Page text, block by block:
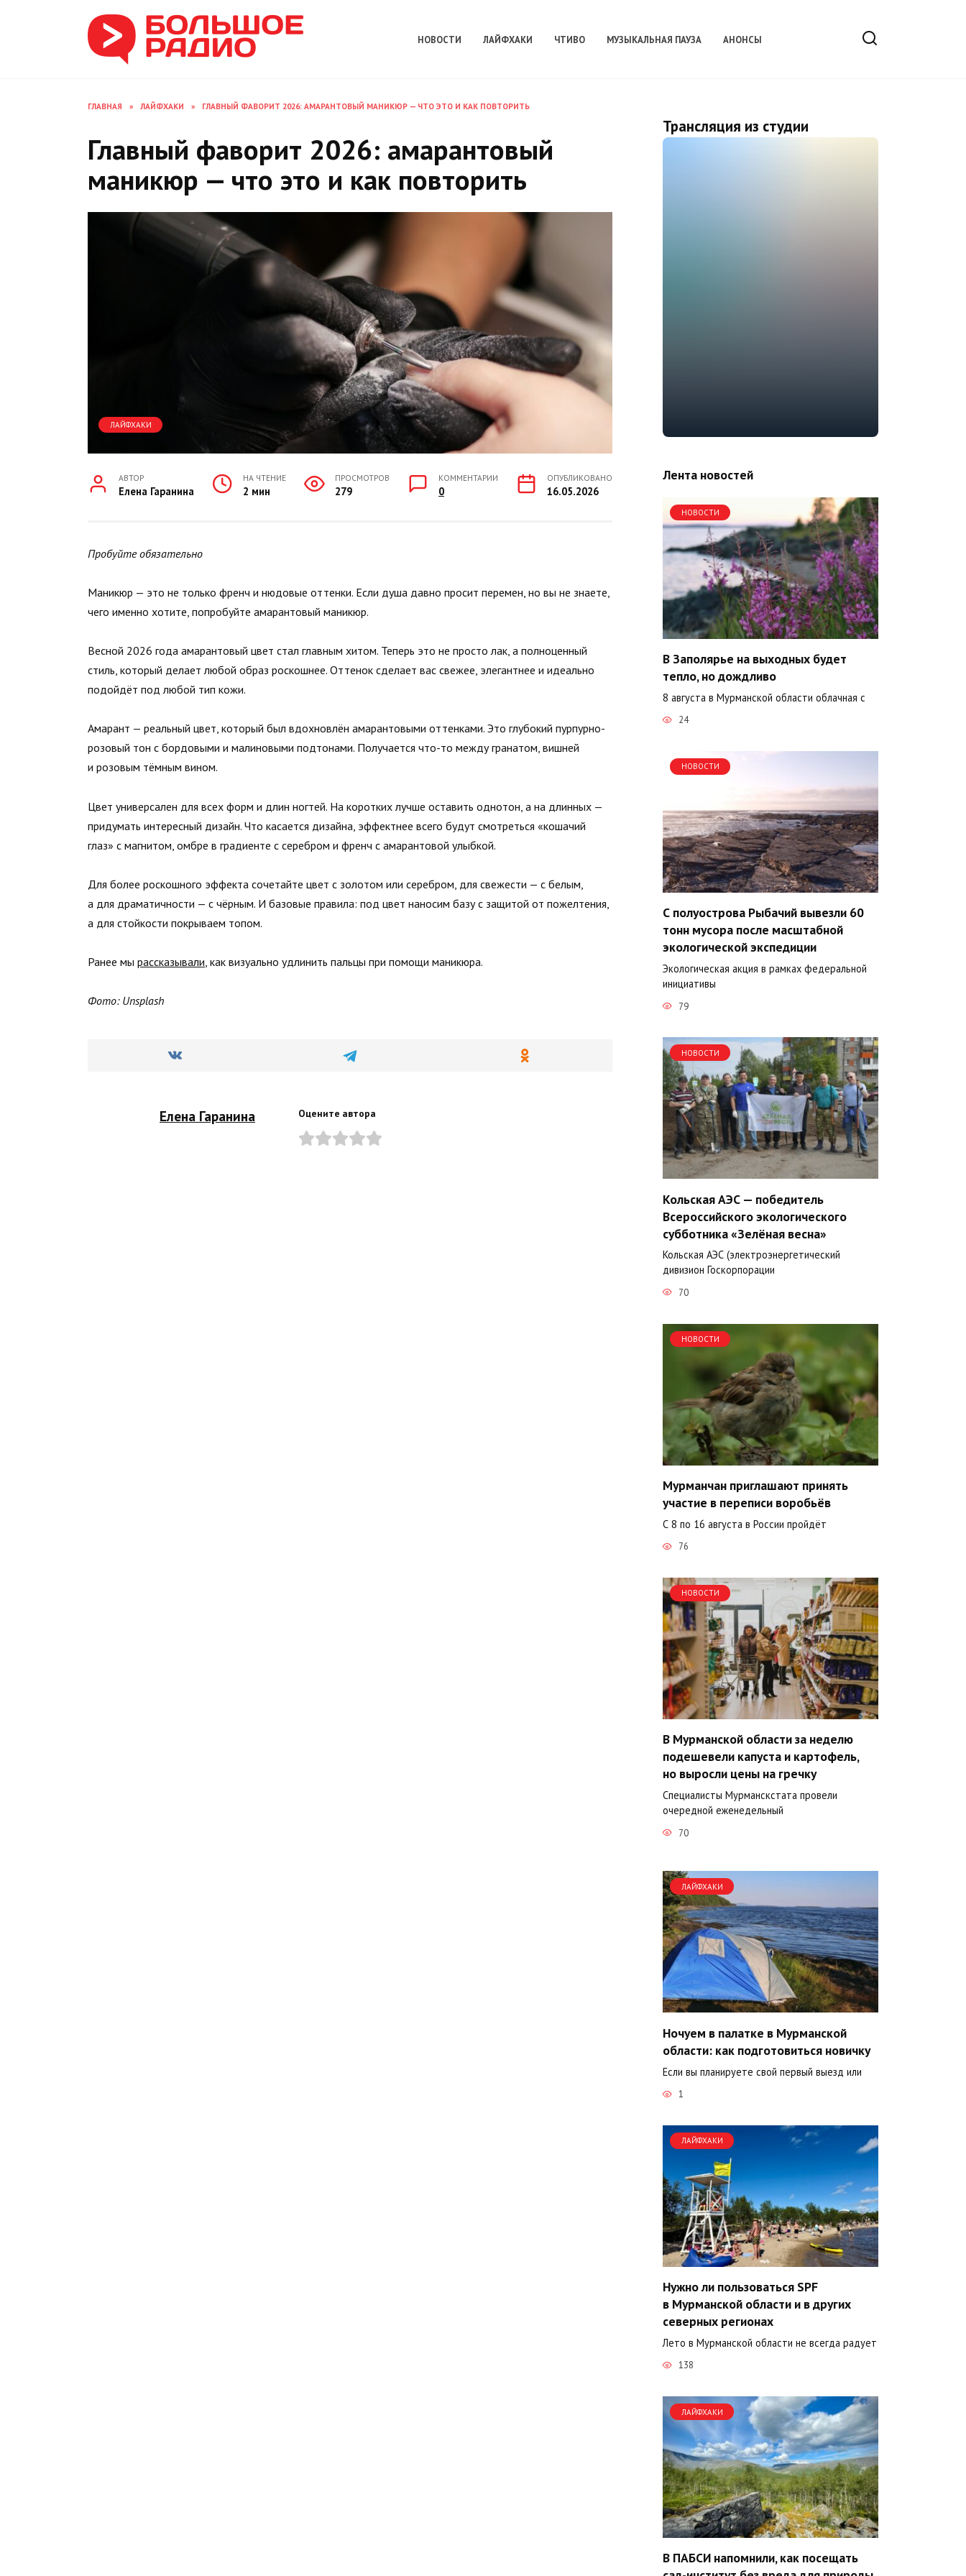
НОВОСТИ ЛАЙФХАКИ ЧТИВО МУЗЫКАЛЬНАЯ ПАУЗА АНОНСЫ
ГЛАВНАЯ » ЛАЙФХАКИ » ГЛАВНЫЙ ФАВОРИТ 2026: АМАРАНТОВЫЙ МАНИКЮР — ЧТО ЭТО И КАК ПОВТОРИТЬ
Главный фаворит 2026: амарантовый
маникюр — что это и как повторить
ЛАЙФХАКИ
АВТОР
Елена Гаранина
НА ЧТЕНИЕ
2 мин
ПРОСМОТРОВ
279
КОММЕНТАРИИ
0
ОПУБЛИКОВАНО
16.05.2026
Пробуйте обязательно
Маникюр — это не только френч и нюдовые оттенки. Если душа давно просит перемен, но вы не знаете,
чего именно хотите, попробуйте амарантовый маникюр.
Весной 2026 года амарантовый цвет стал главным хитом. Теперь это не просто лак, а полноценный
стиль, который делает любой образ роскошнее. Оттенок сделает вас свежее, элегантнее и идеально
подойдёт под любой тип кожи.
Амарант — реальный цвет, который был вдохновлён амарантовыми оттенками. Это глубокий пурпурно-
розовый тон с бордовыми и малиновыми подтонами. Получается что-то между гранатом, вишней
и розовым тёмным вином.
Цвет универсален для всех форм и длин ногтей. На коротких лучше оставить однотон, а на длинных —
придумать интересный дизайн. Что касается дизайна, эффектнее всего будут смотреться «кошачий
глаз» с магнитом, омбре в градиенте с серебром и френч с амарантовой улыбкой.
Для более роскошного эффекта сочетайте цвет с золотом или серебром, для свежести — с белым,
а для драматичности — с чёрным. И базовые правила: под цвет наносим базу с защитой от пожелтения,
а для стойкости покрываем топом.
Ранее мы рассказывали , как визуально удлинить пальцы при помощи маникюра.
Фото: Unsplash
Елена Гаранина Оцените автора
Трансляция из студии
Лента новостей
НОВОСТИ
В Заполярье на выходных будет
тепло, но дождливо
8 августа в Мурманской области облачная с
24
НОВОСТИ
С полуострова Рыбачий вывезли 60
тонн мусора после масштабной
экологической экспедиции
Экологическая акция в рамках федеральной
инициативы
79
НОВОСТИ
Кольская АЭС — победитель
Всероссийского экологического
субботника «Зелёная весна»
Кольская АЭС (электроэнергетический
дивизион Госкорпорации
70
НОВОСТИ
Мурманчан приглашают принять
участие в переписи воробьёв
С 8 по 16 августа в России пройдёт
76
НОВОСТИ
В Мурманской области за неделю
подешевели капуста и картофель,
но выросли цены на гречку
Специалисты Мурманскстата провели
очередной еженедельный
70
ЛАЙФХАКИ
Ночуем в палатке в Мурманской
области: как подготовиться новичку
Если вы планируете свой первый выезд или
1
ЛАЙФХАКИ
Нужно ли пользоваться SPF
в Мурманской области и в других
северных регионах
Лето в Мурманской области не всегда радует
138
ЛАЙФХАКИ
В ПАБСИ напомнили, как посещать